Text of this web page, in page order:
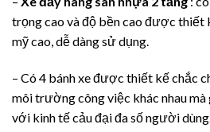
trọng cao và độ bền cao được thiết
mỹ cao, dễ dàng sử dụng.
– Có 4 bánh xe được thiết kế chắc
môi trường công việc khác nhau mà
với kinh tế cảu đại đa số người